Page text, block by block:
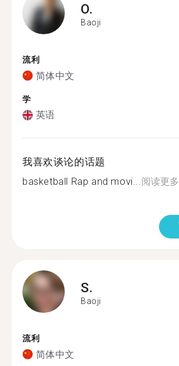
O.
Baoji
流利
简体中文
学
英语
我喜欢谈论的话题
basketball Rap and movi...阅读更多
S.
Baoji
流利
简体中文